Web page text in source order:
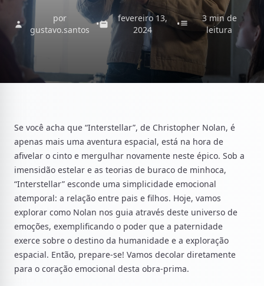
por
gustavo.santos
•
fevereiro 13,
2024
•
3 min de
leitura
Se você acha que “Interstellar”, de Christopher Nolan, é
apenas mais uma aventura espacial, está na hora de
afivelar o cinto e mergulhar novamente neste épico. Sob a
imensidão estelar e as teorias de buraco de minhoca,
“Interstellar” esconde uma simplicidade emocional
atemporal: a relação entre pais e filhos. Hoje, vamos
explorar como Nolan nos guia através deste universo de
emoções, exemplificando o poder que a paternidade
exerce sobre o destino da humanidade e a exploração
espacial. Então, prepare-se! Vamos decolar diretamente
para o coração emocional desta obra-prima.